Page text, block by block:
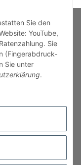
Sie den
YouTube,
Sie
(Fingerabdruck-
Sie unter
.